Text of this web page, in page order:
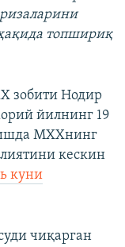
топшириқ
зобити Нодир
йилнинг 19
МХХнинг
кескин
куни
чиқарган